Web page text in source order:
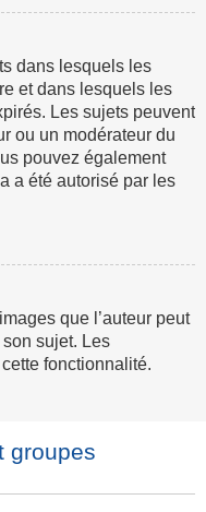
dans lesquels les
et dans lesquels les
Les sujets peuvent
ou un modérateur du
pouvez également
a été autorisé par les
que l’auteur peut
sujet. Les
fonctionnalité.
groupes